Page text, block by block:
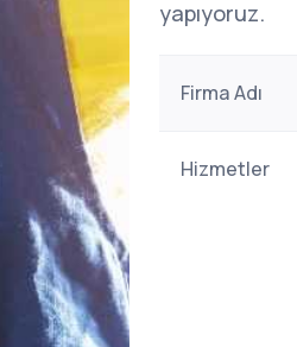
yapıyoruz.
Firma Adı
Hizmetler